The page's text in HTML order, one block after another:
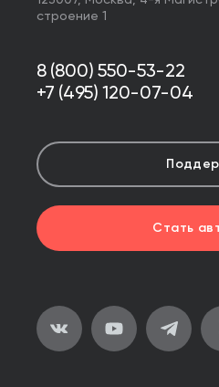
строение 1
8 (800) 550-53-22
+7 (495) 120-07-04
Стать